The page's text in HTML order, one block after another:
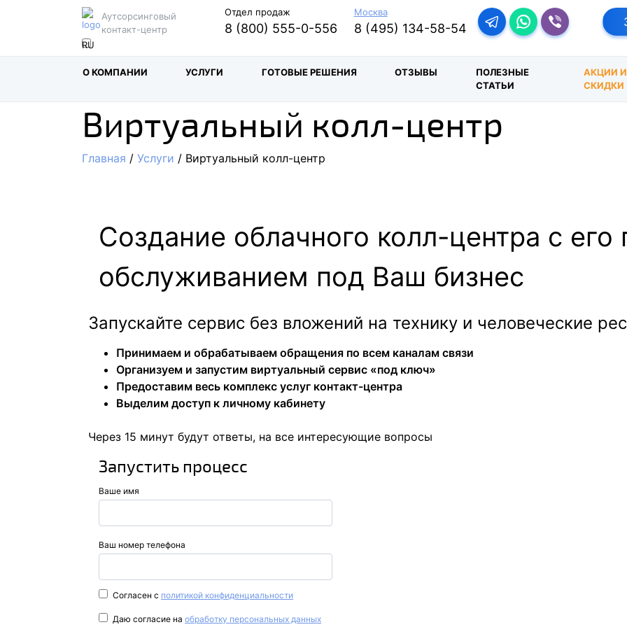
Аутсорсинговый
контакт-центр
Отдел продаж
8 (800) 555-0-556
Москва
8 (495) 134-58-54
Перейти в телеграм-
Перейти в Ватсап
Перейти в
О КОМПАНИИ УСЛУГИ ГОТОВЫЕ РЕШЕНИЯ ОТЗЫВЫ
ПОЛЕЗНЫЕ
СТАТЬИ
АКЦИИ И
СКИДКИ
Виртуальный колл-центр
Главная / Услуги / Виртуальный колл-центр
Создание облачного колл-центра с
обслуживанием под Ваш бизнес
Запускайте сервис без вложений на технику и человеческие
Принимаем и обрабатываем обращения по всем каналам связи
Организуем и запустим виртуальный сервис «под ключ»
Предоставим весь комплекс услуг контакт-центра
Выделим доступ к личному кабинету
Через 15 минут будут ответы, на все интересующие вопросы
Запустить процесс
Ваше имя
Ваш номер телефона
Согласен с политикой конфиденциальности
Даю согласие на обработку персональных данных